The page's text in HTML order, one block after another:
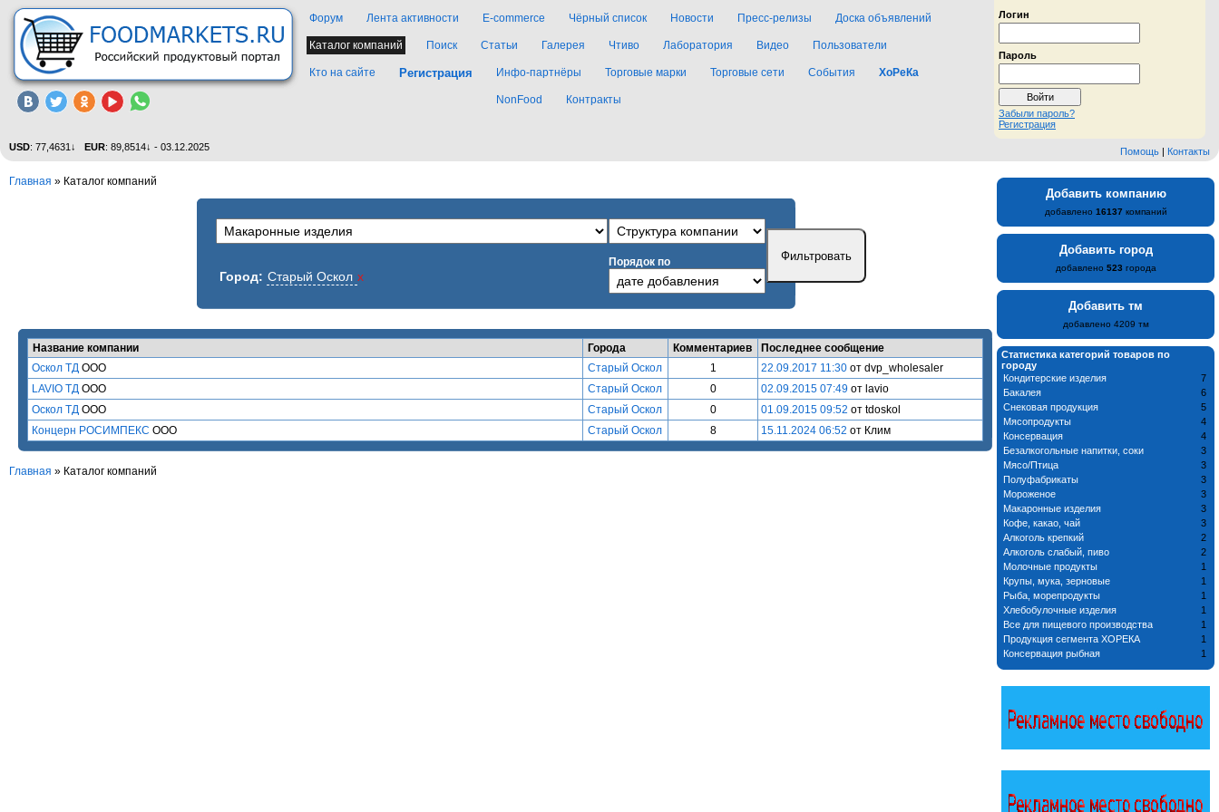
Логин
Пароль
Забыли пароль?
Регистрация
Форум Лента активности E-commerce Чёрный список Новости Пресс-релизы Доска объявлений
Каталог компаний Поиск Статьи Галерея Чтиво Лаборатория Видео Пользователи
Кто на сайте Регистрация Инфо-партнёры Торговые марки Торговые сети События ХоРеКа
NonFood Контракты
Помощь | Контакты
USD: 77,4631↓ EUR: 89,8514↓ - 03.12.2025
Главная » Каталог компаний
Город: Старый Оскол x
Порядок по
Название компании Города Комментариев
Последнее сообщение
Оскол ТД ООО Старый Оскол 1 22.09.2017 11:30 от dvp_wholesaler
LAVIO ТД ООО Старый Оскол 0 02.09.2015 07:49 от lavio
Оскол ТД ООО Старый Оскол 0 01.09.2015 09:52 от tdoskol
Концерн РОСИМПЕКС ООО Старый Оскол 8 15.11.2024 06:52 от Клим
Главная » Каталог компаний
Добавить компанию
добавлено 16137 компаний
Добавить город
добавлено 523 города
Добавить тм
добавлено 4209 тм
Статистика категорий товаров по
городу
Кондитерские изделия
7
Бакалея
6
Снековая продукция
5
Мясопродукты
4
Консервация
4
Безалкогольные напитки, соки
3
Мясо/Птица
3
Полуфабрикаты
3
Мороженое
3
Макаронные изделия
3
Кофе, какао, чай
3
Алкоголь крепкий
2
Алкоголь слабый, пиво
2
Молочные продукты
1
Крупы, мука, зерновые
1
Рыба, морепродукты
1
Хлебобулочные изделия
1
Все для пищевого производства
1
Продукция сегмента ХОРЕКА
1
Консервация рыбная
1